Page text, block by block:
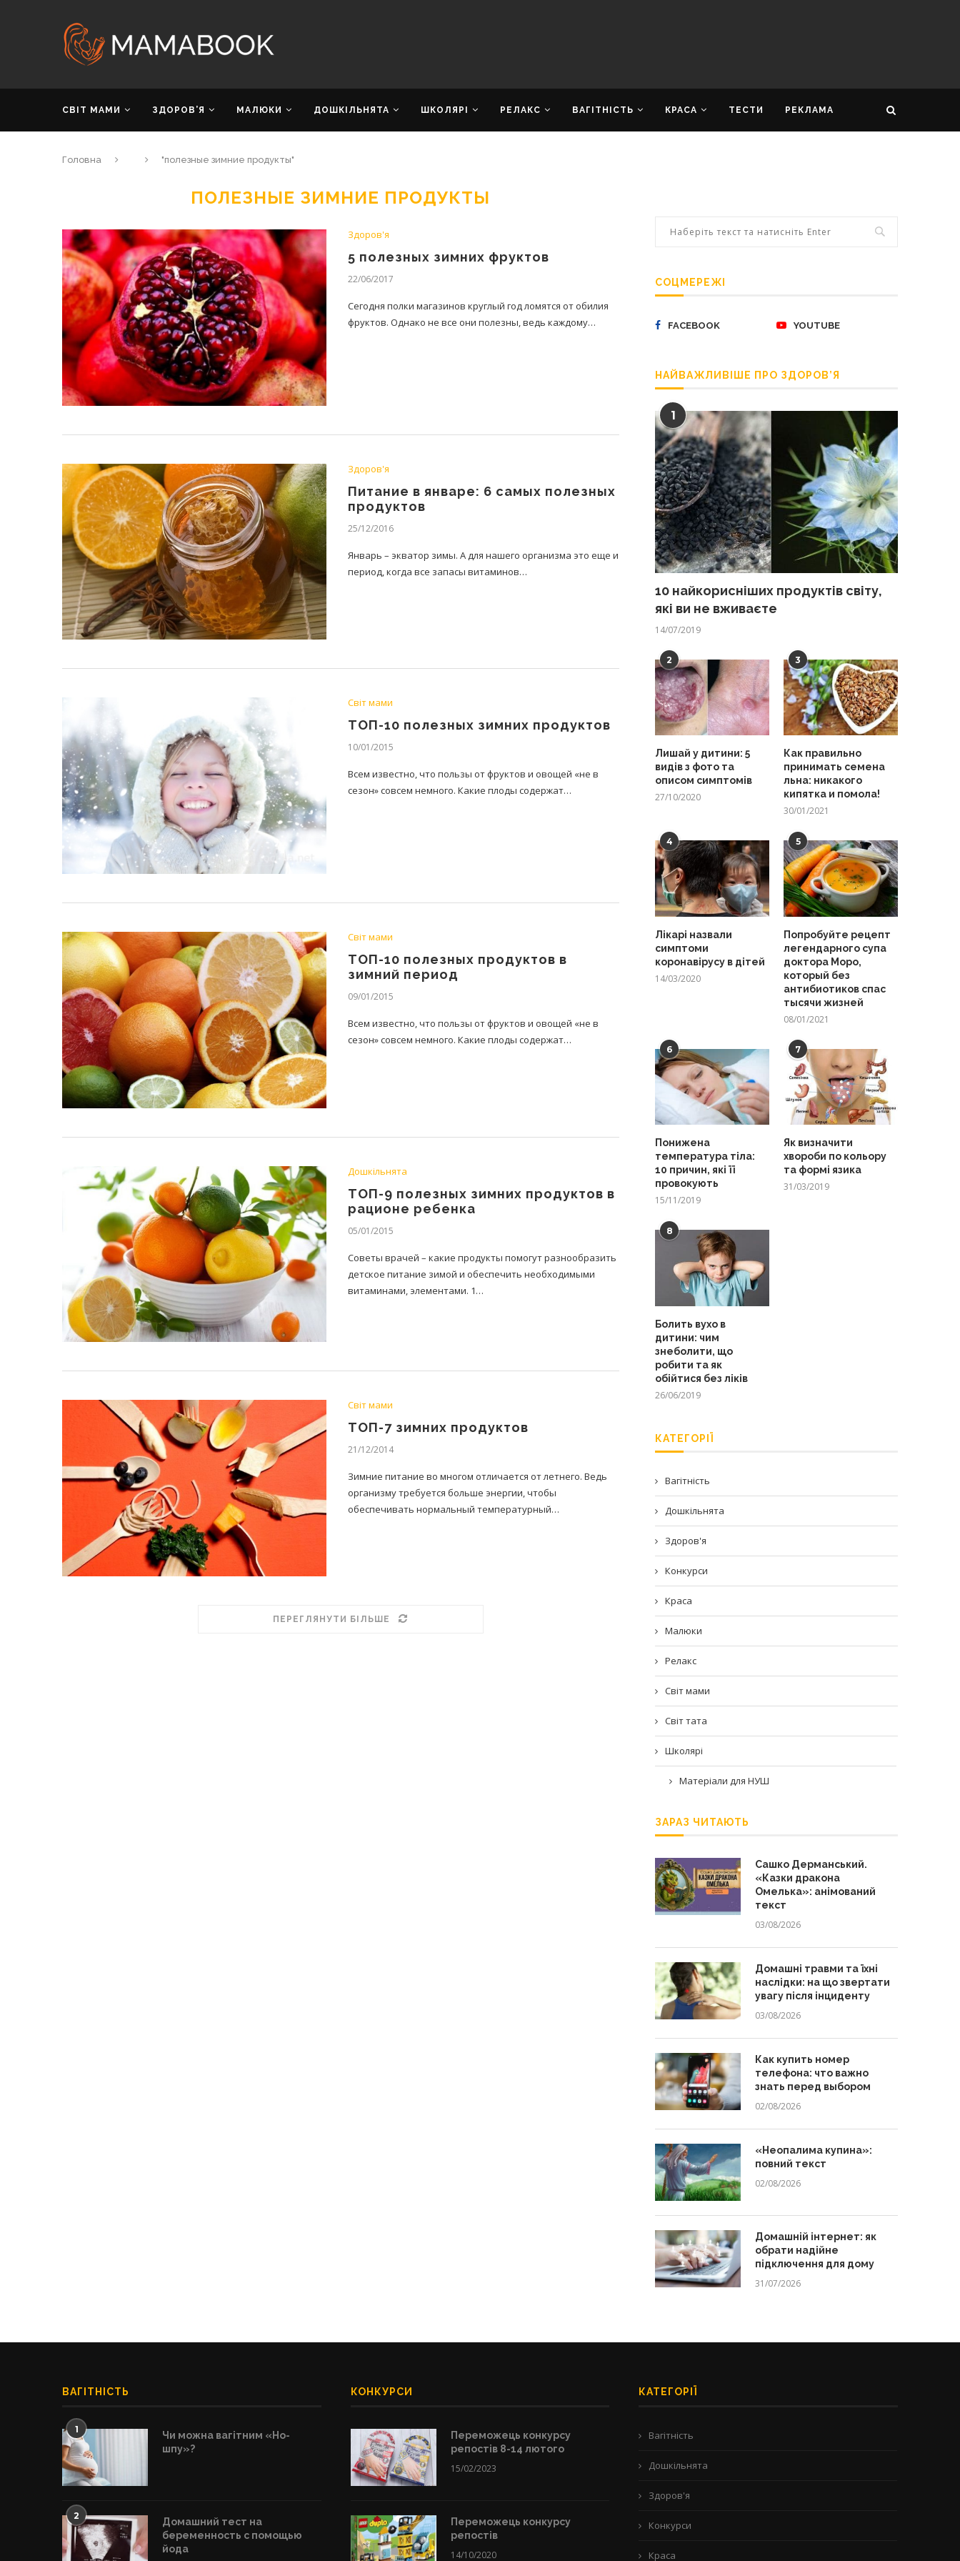
СВІТ МАМИ ЗДОРОВ’Я МАЛЮКИ ДОШКІЛЬНЯТА ШКОЛЯРІ РЕЛАКС ВАГІТНІСТЬ КРАСА ТЕСТИ РЕКЛАМА
Головна "полезные зимние продукты"
ПОЛЕЗНЫЕ ЗИМНИЕ ПРОДУКТЫ
Здоров'я
5 полезных зимних фруктов
22/06/2017
Сегодня полки магазинов круглый год ломятся от обилия
фруктов. Однако не все они полезны, ведь каждому…
Здоров'я
Питание в январе: 6 самых полезных
продуктов
25/12/2016
Январь – экватор зимы. А для нашего организма это еще и
период, когда все запасы витаминов…
Світ мами
ТОП-10 полезных зимних продуктов
10/01/2015
Всем известно, что пользы от фруктов и овощей «не в
сезон» совсем немного. Какие плоды содержат…
Світ мами
ТОП-10 полезных продуктов в
зимний период
09/01/2015
Всем известно, что пользы от фруктов и овощей «не в
сезон» совсем немного. Какие плоды содержат…
Дошкільнята
ТОП-9 полезных зимних продуктов в
рационе ребенка
05/01/2015
Советы врачей – какие продукты помогут разнообразить
детское питание зимой и обеспечить необходимыми
витаминами, элементами. 1…
Світ мами
ТОП-7 зимних продуктов
21/12/2014
Зимние питание во многом отличается от летнего. Ведь
организму требуется больше энергии, чтобы
обеспечивать нормальный температурный…
ПЕРЕГЛЯНУТИ БІЛЬШЕ
СОЦМЕРЕЖІ
FACEBOOK YOUTUBE
НАЙВАЖЛИВІШЕ ПРО ЗДОРОВ’Я
1
10 найкорисніших продуктів світу,
які ви не вживаєте
14/07/2019
2
Лишай у дитини: 5
видів з фото та
описом симптомів
27/10/2020
3
Как правильно
принимать семена
льна: никакого
кипятка и помола!
30/01/2021
4
Лікарі назвали
симптоми
коронавірусу в дітей
14/03/2020
5
Попробуйте рецепт
легендарного супа
доктора Моро,
который без
антибиотиков спас
тысячи жизней
08/01/2021
6
Понижена
температура тіла:
10 причин, які її
провокують
15/11/2019
7
Як визначити
хвороби по кольору
та формі язика
31/03/2019
8
Болить вухо в
дитини: чим
знеболити, що
робити та як
обійтися без ліків
26/06/2019
КАТЕГОРІЇ
Вагітність
Дошкільнята
Здоров'я
Конкурси
Краса
Малюки
Релакс
Світ мами
Світ тата
Школярі
Матеріали для НУШ
ЗАРАЗ ЧИТАЮТЬ
Сашко Дерманський.
«Казки дракона
Омелька»: анімований
текст
03/08/2026
Домашні травми та їхні
наслідки: на що звертати
увагу після інциденту
03/08/2026
Как купить номер
телефона: что важно
знать перед выбором
02/08/2026
«Неопалима купина»:
повний текст
02/08/2026
Домашній інтернет: як
обрати надійне
підключення для дому
31/07/2026
ВАГІТНІСТЬ
1
Чи можна вагітним «Но-
шпу»?
2
Домашний тест на
беременность с помощью
йода
КОНКУРСИ
Переможець конкурсу
репостів 8-14 лютого
15/02/2023
Переможець конкурсу
репостів
14/10/2020
КАТЕГОРІЇ
Вагітність
Дошкільнята
Здоров'я
Конкурси
Краса